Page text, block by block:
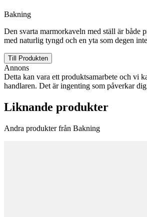
Bakning
Den svarta marmorkaveln med ställ är både
med naturlig tyngd och en yta som degen
Till Produkten
Annons
Detta kan vara ett produktsamarbete och vi
handlaren. Det är ingenting som påverkar
Liknande produkter
Andra produkter från Bakning